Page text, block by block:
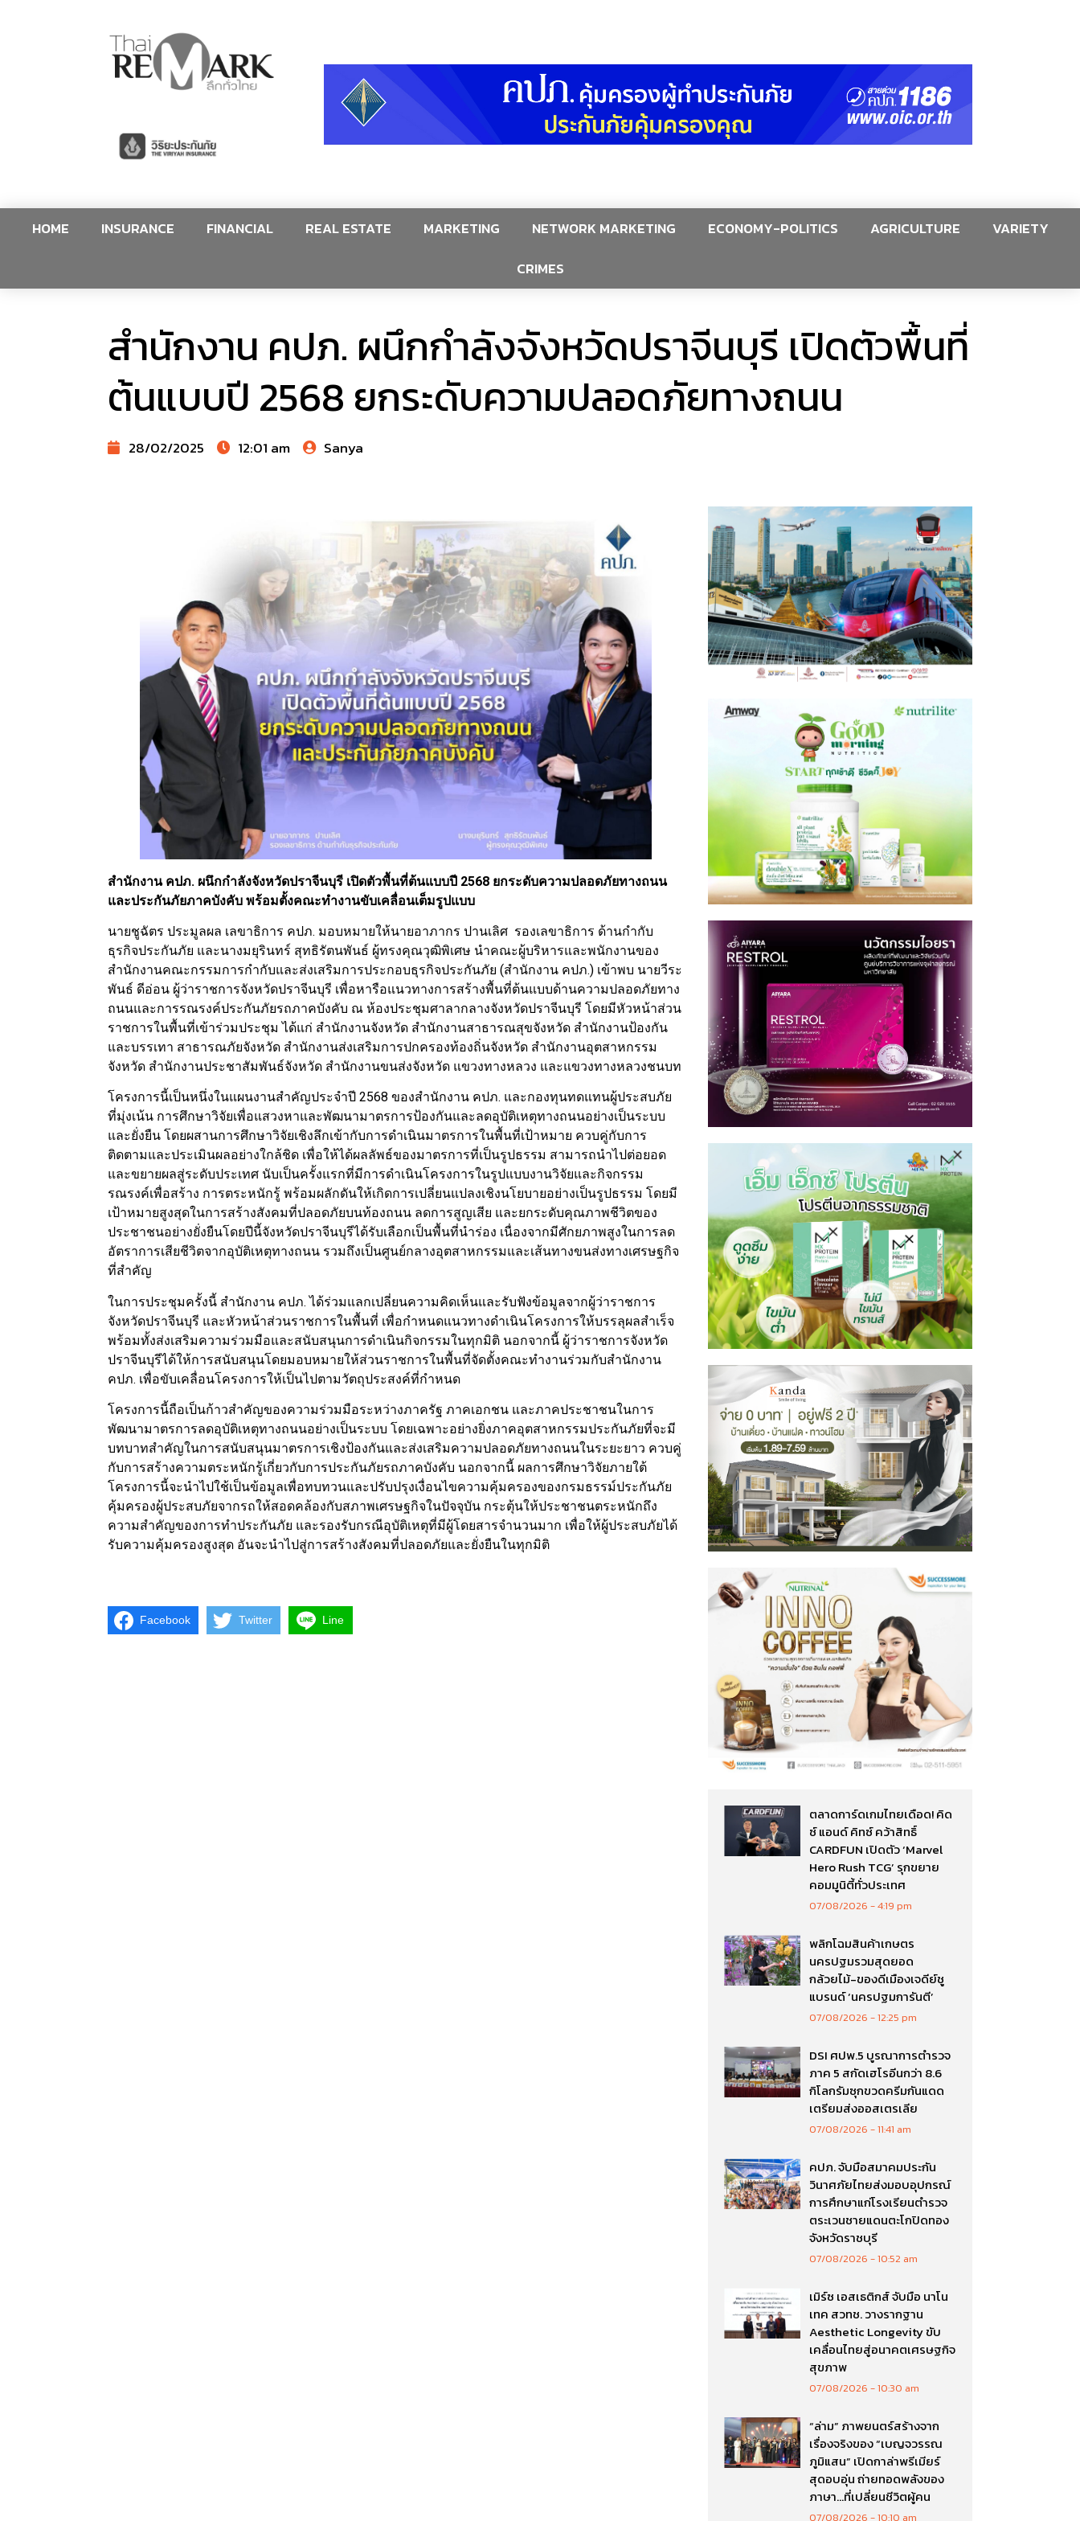
HOME INSURANCE FINANCIAL REAL ESTATE MARKETING NETWORK MARKETING ECONOMY-POLITICS AGRICULTURE
VARIETY
CRIMES
สำนักงาน คปภ. ผนึกกำลังจังหวัดปราจีนบุรี เปิดตัวพื้นที่
ต้นแบบปี 2568 ยกระดับความปลอดภัยทางถนน
28/02/2025 12:01 am Sanya
สำนักงาน คปภ. ผนึกกำลังจังหวัดปราจีนบุรี เปิดตัวพื้นที่ต้นแบบปี 2568 ยกระดับความปลอดภัยทางถนน
และประกันภัยภาคบังคับ พร้อมตั้งคณะทำงานขับเคลื่อนเต็มรูปแบบ
นายชูฉัตร ประมูลผล เลขาธิการ คปภ. มอบหมายให้นายอาภากร ปานเลิศ รองเลขาธิการ ด้านกำกับ
ธุรกิจประกันภัย และนางมยุรินทร์ สุทธิรัตนพันธ์ ผู้ทรงคุณวุฒิพิเศษ นำคณะผู้บริหารและพนักงานของ
สำนักงานคณะกรรมการกำกับและส่งเสริมการประกอบธุรกิจประกันภัย (สำนักงาน คปภ.) เข้าพบ นายวีระ
พันธ์ ดีอ่อน ผู้ว่าราชการจังหวัดปราจีนบุรี เพื่อหารือแนวทางการสร้างพื้นที่ต้นแบบด้านความปลอดภัยทาง
ถนนและการรณรงค์ประกันภัยรถภาคบังคับ ณ ห้องประชุมศาลากลางจังหวัดปราจีนบุรี โดยมีหัวหน้าส่วน
ราชการในพื้นที่เข้าร่วมประชุม ได้แก่ สำนักงานจังหวัด สำนักงานสาธารณสุขจังหวัด สำนักงานป้องกัน
และบรรเทา สาธารณภัยจังหวัด สำนักงานส่งเสริมการปกครองท้องถิ่นจังหวัด สำนักงานอุตสาหกรรม
จังหวัด สำนักงานประชาสัมพันธ์จังหวัด สำนักงานขนส่งจังหวัด แขวงทางหลวง และแขวงทางหลวงชนบท
โครงการนี้เป็นหนึ่งในแผนงานสำคัญประจำปี 2568 ของสำนักงาน คปภ. และกองทุนทดแทนผู้ประสบภัย
ที่มุ่งเน้น การศึกษาวิจัยเพื่อแสวงหาและพัฒนามาตรการป้องกันและลดอุบัติเหตุทางถนนอย่างเป็นระบบ
และยั่งยืน โดยผสานการศึกษาวิจัยเชิงลึกเข้ากับการดำเนินมาตรการในพื้นที่เป้าหมาย ควบคู่กับการ
ติดตามและประเมินผลอย่างใกล้ชิด เพื่อให้ได้ผลลัพธ์ของมาตรการที่เป็นรูปธรรม สามารถนำไปต่อยอด
และขยายผลสู่ระดับประเทศ นับเป็นครั้งแรกที่มีการดำเนินโครงการในรูปแบบงานวิจัยและกิจกรรม
รณรงค์เพื่อสร้าง การตระหนักรู้ พร้อมผลักดันให้เกิดการเปลี่ยนแปลงเชิงนโยบายอย่างเป็นรูปธรรม โดยมี
เป้าหมายสูงสุดในการสร้างสังคมที่ปลอดภัยบนท้องถนน ลดการสูญเสีย และยกระดับคุณภาพชีวิตของ
ประชาชนอย่างยั่งยืนโดยปีนี้จังหวัดปราจีนบุรีได้รับเลือกเป็นพื้นที่นำร่อง เนื่องจากมีศักยภาพสูงในการลด
อัตราการเสียชีวิตจากอุบัติเหตุทางถนน รวมถึงเป็นศูนย์กลางอุตสาหกรรมและเส้นทางขนส่งทางเศรษฐกิจ
ที่สำคัญ
ในการประชุมครั้งนี้ สำนักงาน คปภ. ได้ร่วมแลกเปลี่ยนความคิดเห็นและรับฟังข้อมูลจากผู้ว่าราชการ
จังหวัดปราจีนบุรี และหัวหน้าส่วนราชการในพื้นที่ เพื่อกำหนดแนวทางดำเนินโครงการให้บรรลุผลสำเร็จ
พร้อมทั้งส่งเสริมความร่วมมือและสนับสนุนการดำเนินกิจกรรมในทุกมิติ นอกจากนี้ ผู้ว่าราชการจังหวัด
ปราจีนบุรีได้ให้การสนับสนุนโดยมอบหมายให้ส่วนราชการในพื้นที่จัดตั้งคณะทำงานร่วมกับสำนักงาน
คปภ. เพื่อขับเคลื่อนโครงการให้เป็นไปตามวัตถุประสงค์ที่กำหนด
โครงการนี้ถือเป็นก้าวสำคัญของความร่วมมือระหว่างภาครัฐ ภาคเอกชน และภาคประชาชนในการ
พัฒนามาตรการลดอุบัติเหตุทางถนนอย่างเป็นระบบ โดยเฉพาะอย่างยิ่งภาคอุตสาหกรรมประกันภัยที่จะมี
บทบาทสำคัญในการสนับสนุนมาตรการเชิงป้องกันและส่งเสริมความปลอดภัยทางถนนในระยะยาว ควบคู่
กับการสร้างความตระหนักรู้เกี่ยวกับการประกันภัยรถภาคบังคับ นอกจากนี้ ผลการศึกษาวิจัยภายใต้
โครงการนี้จะนำไปใช้เป็นข้อมูลเพื่อทบทวนและปรับปรุงเงื่อนไขความคุ้มครองของกรมธรรม์ประกันภัย
คุ้มครองผู้ประสบภัยจากรถให้สอดคล้องกับสภาพเศรษฐกิจในปัจจุบัน กระตุ้นให้ประชาชนตระหนักถึง
ความสำคัญของการทำประกันภัย และรองรับกรณีอุบัติเหตุที่มีผู้โดยสารจำนวนมาก เพื่อให้ผู้ประสบภัยได้
รับความคุ้มครองสูงสุด อันจะนำไปสู่การสร้างสังคมที่ปลอดภัยและยั่งยืนในทุกมิติ
Facebook Twitter Line
ตลาดการ์ดเกมไทยเดือด! คิด
ซ์ แอนด์ คิทซ์ คว้าสิทธิ์
CARDFUN เปิดตัว ‘Marvel
Hero Rush TCG’ รุกขยาย
คอมมูนิตี้ทั่วประเทศ
07/08/2026 4:19 pm
พลิกโฉมสินค้าเกษตร
นครปฐมรวมสุดยอด
กล้วยไม้-ของดีเมืองเจดีย์ชู
แบรนด์ ‘นครปฐมการันตี’
07/08/2026 12:25 pm
DSI ศปพ.5 บูรณาการตำรวจ
ภาค 5 สกัดเฮโรอีนกว่า 8.6
กิโลกรัมซุกขวดครีมกันแดด
เตรียมส่งออสเตรเลีย
07/08/2026 11:41 am
คปภ. จับมือสมาคมประกัน
วินาศภัยไทยส่งมอบอุปกรณ์
การศึกษาแก่โรงเรียนตำรวจ
ตระเวนชายแดนตะโกปิดทอง
จังหวัดราชบุรี
07/08/2026 10:52 am
เมิร์ซ เอสเธติกส์ จับมือ นาโน
เทค สวทช. วางรากฐาน
Aesthetic Longevity ขับ
เคลื่อนไทยสู่อนาคตเศรษฐกิจ
สุขภาพ
07/08/2026 10:30 am
“ล่าม” ภาพยนตร์สร้างจาก
เรื่องจริงของ “เบญจวรรณ
ภูมิแสน” เปิดกาล่าพรีเมียร์
สุดอบอุ่น ถ่ายทอดพลังของ
ภาษา…ที่เปลี่ยนชีวิตผู้คน
07/08/2026 10:10 am